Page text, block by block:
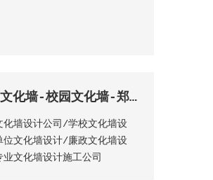
文化墙设计-企业文化墙-校园文化墙-郑州文化墙设计公司-河南展厅展馆设计公司
墙设计公司/学校文化墙设
文化墙设计/廉政文化墙设
文化墙设计施工公司